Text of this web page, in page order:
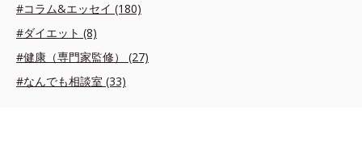
#コラム&エッセイ (180)
#ダイエット (8)
#健康（専門家監修） (27)
#なんでも相談室 (33)